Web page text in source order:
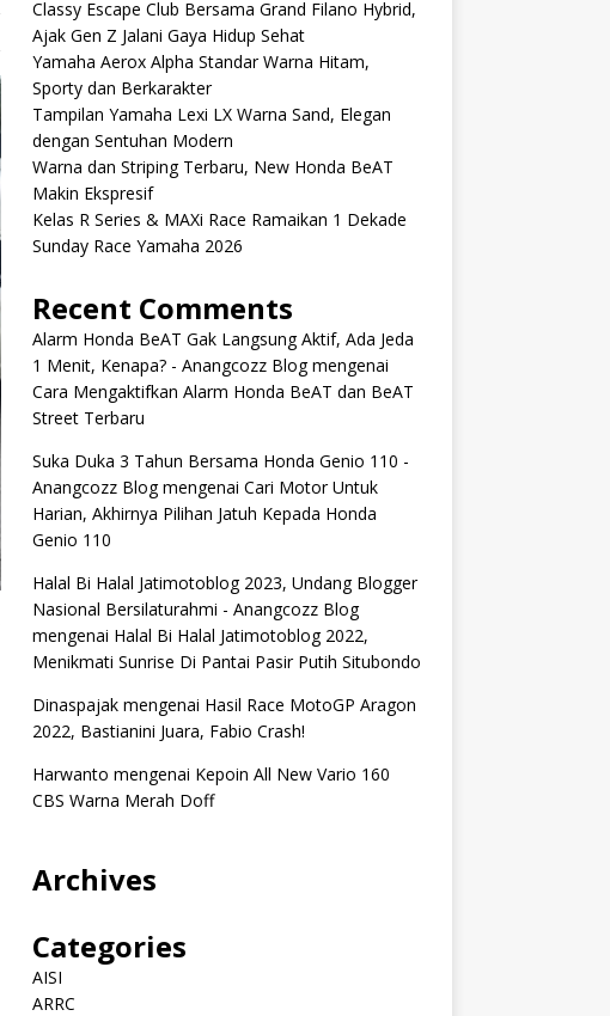
Classy Escape Club Bersama Grand Filano Hybrid,
Ajak Gen Z Jalani Gaya Hidup Sehat
Yamaha Aerox Alpha Standar Warna Hitam,
Sporty dan Berkarakter
Tampilan Yamaha Lexi LX Warna Sand, Elegan
dengan Sentuhan Modern
Warna dan Striping Terbaru, New Honda BeAT
Makin Ekspresif
Kelas R Series & MAXi Race Ramaikan 1 Dekade
Sunday Race Yamaha 2026
Recent Comments
Alarm Honda BeAT Gak Langsung Aktif, Ada Jeda
1 Menit, Kenapa? - Anangcozz Blogmengenai
Cara Mengaktifkan Alarm Honda BeAT dan BeAT
Street Terbaru
Suka Duka 3 Tahun Bersama Honda Genio 110 -
Anangcozz Blogmengenai Cari Motor Untuk
Harian, Akhirnya Pilihan Jatuh Kepada Honda
Genio 110
Halal Bi Halal Jatimotoblog 2023, Undang Blogger
Nasional Bersilaturahmi - Anangcozz Blog
mengenai Halal Bi Halal Jatimotoblog 2022,
Menikmati Sunrise Di Pantai Pasir Putih Situbondo
Dinaspajakmengenai Hasil Race MotoGP Aragon
2022, Bastianini Juara, Fabio Crash!
Harwanto mengenai Kepoin All New Vario 160
CBS Warna Merah Doff
Archives
Categories
AISI
ARRC